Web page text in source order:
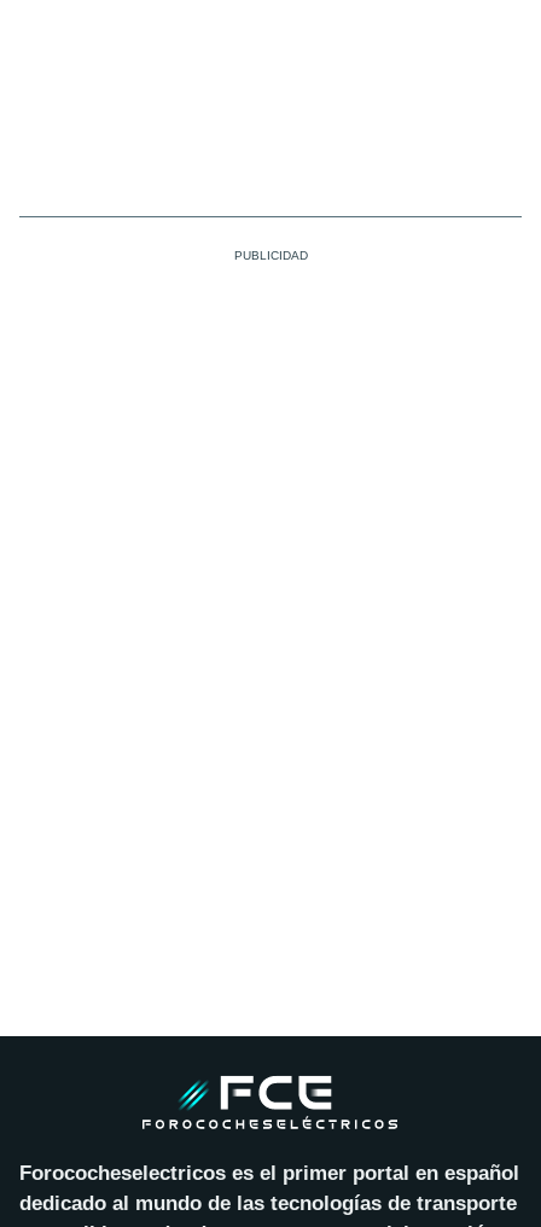
Forococheselectricos es el primer portal en español
dedicado al mundo de las tecnologías de transporte